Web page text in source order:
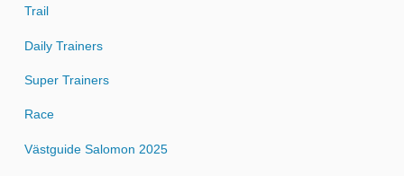
Trail
Daily Trainers
Super Trainers
Race
Västguide Salomon 2025